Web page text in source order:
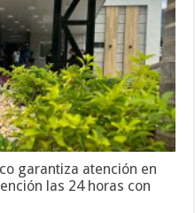
garantiza atención en
las 24 horas con